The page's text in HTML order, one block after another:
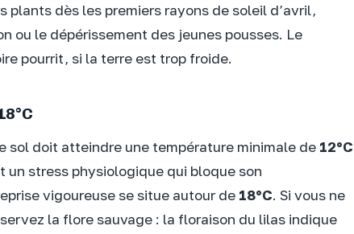
plants dès les premiers rayons de soleil d’avril,
ou le dépérissement des jeunes pousses. Le
pourrit, si la terre est trop froide.
sol doit atteindre une température minimale de 12°C
un stress physiologique qui bloque son
vigoureuse se situe autour de 18°C. Si vous ne
la flore sauvage : la floraison du lilas indique